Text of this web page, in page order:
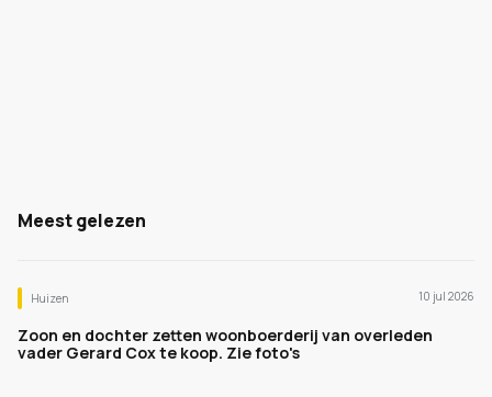
Meest gelezen
Huizen 10 jul 2026
Zoon en dochter zetten woonboerderij van overleden
vader Gerard Cox te koop. Zie foto's